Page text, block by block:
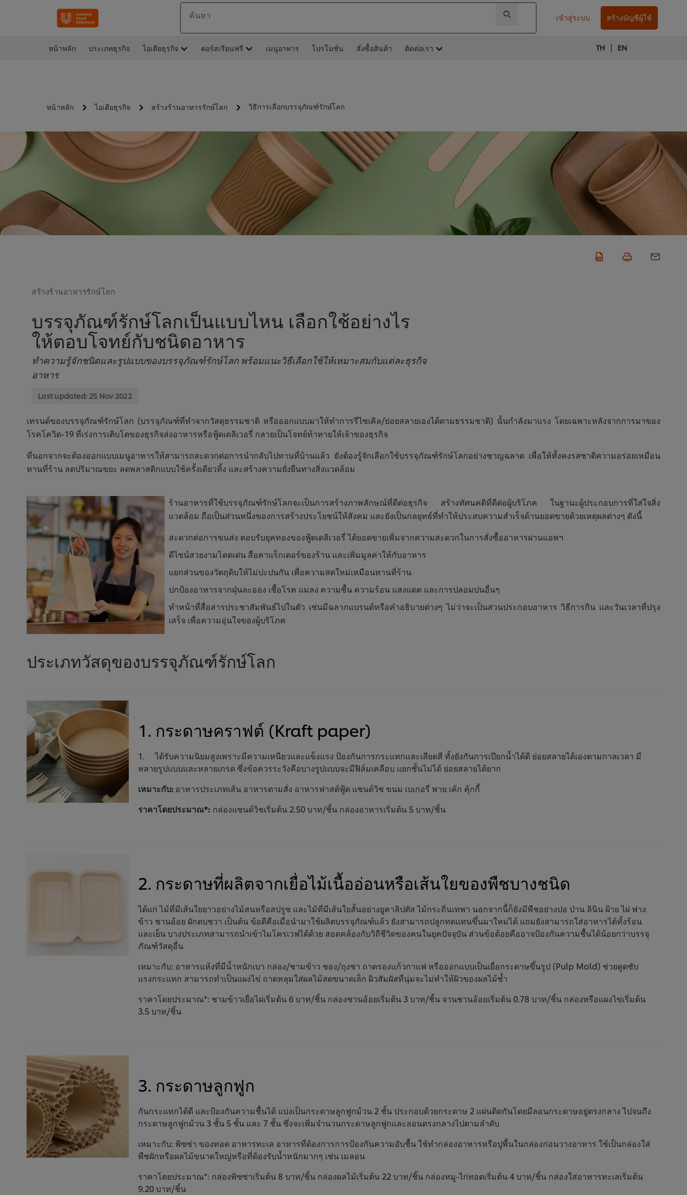
ค้นหา เข้าสู่ระบบ สร้างบัญชีผู้ใช้
หน้าหลัก ประเภทธุรกิจ ไอเดียธุรกิจ คอร์สเรียนฟรี เมนูอาหาร โปรโมชั่น สั่งซื้อสินค้า ติดต่อเรา TH | EN
หน้าหลัก ไอเดียธุรกิจ สร้างร้านอาหารรักษ์โลก วิธีการเลือกบรรจุภัณฑ์รักษ์โลก
สร้างร้านอาหารรักษ์โลก
บรรจุภัณฑ์รักษ์โลกเป็นแบบไหน เลือกใช้อย่างไร
ให้ตอบโจทย์กับชนิดอาหาร
ทำความรู้จักชนิดและรูปแบบของบรรจุภัณฑ์รักษ์โลก พร้อมแนะวิธีเลือกใช้ให้เหมาะสมกับแต่ละธุรกิจ
อาหาร
Last updated: 25 Nov 2022
เทรนด์ของบรรจุภัณฑ์รักษ์โลก (บรรจุภัณฑ์ที่ทำจากวัสดุธรรมชาติ หรือออกแบบมาให้ทำการรีไซเคิล/ย่อยสลายเองได้ตามธรรมชาติ) นั้นกำลังมาแรง โดยเฉพาะหลังจากการมาของ
โรคโควิด-19 ที่เร่งการเติบโตของธุรกิจส่งอาหารหรือฟู้ดเดลิเวอรี่ กลายเป็นโจทย์ท้าทายให้เจ้าของธุรกิจ
ที่นอกจากจะต้องออกแบบเมนูอาหารให้สามารถสะดวกต่อการนำกลับไปทานที่บ้านแล้ว ยังต้องรู้จักเลือกใช้บรรจุภัณฑ์รักษ์โลกอย่างชาญฉลาด เพื่อให้ทั้งคงรสชาติความอร่อยเหมือน
ทานที่ร้าน ลดปริมาณขยะ ลดพลาสติกแบบใช้ครั้งเดียวทิ้ง และสร้างความยั่งยืนทางสิ่งแวดล้อม
ร้านอาหารที่ใช้บรรจุภัณฑ์รักษ์โลกจะเป็นการสร้างภาพลักษณ์ที่ดีต่อธุรกิจ สร้างทัศนคติที่ดีต่อผู้บริโภค ในฐานะผู้ประกอบการที่ใส่ใจสิ่ง
แวดล้อม ถือเป็นส่วนหนึ่งของการสร้างประโยชน์ให้สังคม และยังเป็นกลยุทธ์ที่ทำให้ประสบความสำเร็จด้านยอดขายด้วยเหตุผลต่างๆ ดังนี้
สะดวกต่อการขนส่ง ตอบรับยุคทองของฟู้ดเดลิเวอรี่ ได้ยอดขายเพิ่มจากความสะดวกในการสั่งซื้ออาหารผ่านแอพฯ
ดีไซน์สวยงามโดดเด่น สื่อคาแร็กเตอร์ของร้าน และเพิ่มมูลค่าให้กับอาหาร
แยกส่วนของวัตถุดิบให้ไม่ปะปนกัน เพื่อความสดใหม่เหมือนทานที่ร้าน
ปกป้องอาหารจากฝุ่นละออง เชื้อโรค แมลง ความชื้น ความร้อน แสงแดด และการปลอมปนอื่นๆ
ทำหน้าที่สื่อสารประชาสัมพันธ์ไปในตัว เช่นมีฉลากแบรนด์หรือคำอธิบายต่างๆ ไม่ว่าจะเป็นส่วนประกอบอาหาร วิธีการกิน และวันเวลาที่ปรุง
เสร็จ เพื่อความอุ่นใจของผู้บริโภค
ประเภทวัสดุของบรรจุภัณฑ์รักษ์โลก
1. กระดาษคราฟต์ (Kraft paper)
1. ได้รับความนิยมสูงเพราะมีความเหนียวและแข็งแรง ป้องกันการกระแทกและเสียดสี ทั้งยังกันการเปียกน้ำได้ดี ย่อยสลายได้เองตามกาลเวลา มี
หลายรูปแบบและหลายเกรด ซึ่งข้อควรระวังคือบางรูปแบบจะมีฟิล์มเคลือบ แยกชั้นไม่ได้ ย่อยสลายได้ยาก
เหมาะกับ: อาหารประเภทเส้น อาหารตามสั่ง อาหารฟาสต์ฟู้ด แซนด์วิช ขนม เบเกอรี่ พาย เค้ก คุ้กกี้
ราคาโดยประมาณ*: กล่องแซนด์วิชเริ่มต้น 2.50 บาท/ชิ้น กล่องอาหารเริ่มต้น 5 บาท/ชิ้น
2. กระดาษที่ผลิตจากเยื่อไม้เนื้ออ่อนหรือเส้นใยของพืชบางชนิด
ได้แก่ ไม้ที่มีเส้นใยยาวอย่างไม้สนหรือสปรูซ และไม้ที่มีเส้นใยสั้นอย่างยูคาลิปตัส ไม้กระถิ่นเทพา นอกจากนี้ก็ยังมีพืชอย่างปอ ป่าน ลินิน ฝ้าย ไผ่ ฟาง
ข้าว ชานอ้อย ผักตบชวา เป็นต้น ข้อดีคือเมื่อนำมาใช้ผลิตบรรจุภัณฑ์แล้ว ยังสามารถปลูกทดแทนขึ้นมาใหม่ได้ แถมยังสามารถใส่อาหารได้ทั้งร้อน
และเย็น บางประเภทสามารถนำเข้าไมโครเวฟได้ด้วย สอดคล้องกับวิถีชีวิตของคนในยุคปัจจุบัน ส่วนข้อด้อยคืออาจป้องกันความชื้นได้น้อยกว่าบรรจุ
ภัณฑ์วัสดุอื่น
เหมาะกับ: อาหารแห้งที่มีน้ำหนักเบา กล่อง/ชามข้าว ซอง/ถุงชา ถาดรองแก้วกาแฟ หรือออกแบบเป็นเยื่อกระดาษขึ้นรูป (Pulp Mold) ช่วยดูดซับ
แรงกระแทก สามารถทำเป็นแผงไข่ ถาดหลุมใส่ผลไม้สดขนาดเล็ก ผิวสัมผัสที่นุ่มจะไม่ทำให้ผิวของผลไม้ช้ำ
ราคาโดยประมาณ*: ชามข้าวเยื่อไผ่เริ่มต้น 6 บาท/ชิ้น กล่องชานอ้อยเริ่มต้น 3 บาท/ชิ้น จานชานอ้อยเริ่มต้น 0.78 บาท/ชิ้น กล่องหรือแผงไข่เริ่มต้น
3.5 บาท/ชิ้น
3. กระดาษลูกฟูก
กันกระแทกได้ดี และป้องกันความชื้นได้ แบ่งเป็นกระดาษลูกฟูกม้วน 2 ชั้น ประกอบด้วยกระดาษ 2 แผ่นติดกันโดยมีลอนกระดาษอยู่ตรงกลาง ไปจนถึง
กระดาษลูกฟูกม้วน 3 ชั้น 5 ชั้น และ 7 ชั้น ซึ่งจะเพิ่มจำนวนกระดาษลูกฟูกและลอนตรงกลางไปตามลำดับ
เหมาะกับ: พิซซ่า ของทอด อาหารทะเล อาหารที่ต้องการการป้องกันความอับชื้น ใช้ทำกล่องอาหารหรือปูพื้นในกล่องก่อนวางอาหาร ใช้เป็นกล่องใส่
พืชผักหรือผลไม้ขนาดใหญ่หรือที่ต้องรับน้ำหนักมากๆ เช่น เมลอน
ราคาโดยประมาณ*: กล่องพิซซ่าเริ่มต้น 8 บาท/ชิ้น กล่องผลไม้เริ่มต้น 22 บาท/ชิ้น กล่องหมู-ไก่ทอดเริ่มต้น 4 บาท/ชิ้น กล่องใส่อาหารทะเลเริ่มต้น
9.20 บาท/ชิ้น